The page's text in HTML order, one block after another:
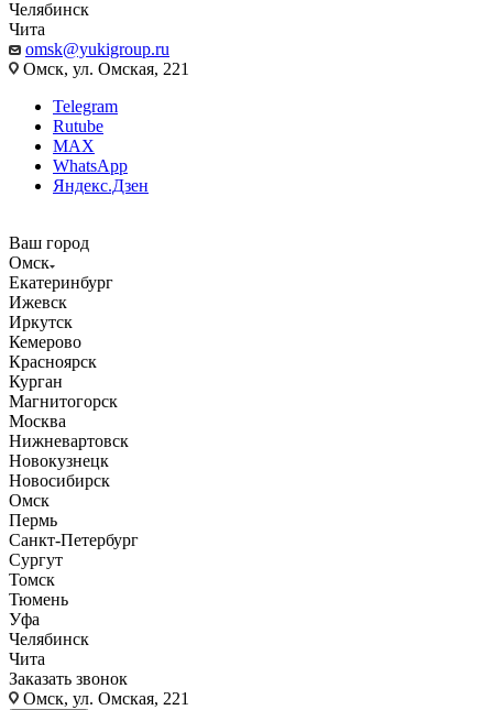
Челябинск
Чита
omsk@yukigroup.ru
Омск, ул. Омская, 221
Telegram
Rutube
MAX
WhatsApp
Яндекс.Дзен
Ваш город
Омск
Екатеринбург
Ижевск
Иркутск
Кемерово
Красноярск
Курган
Магнитогорск
Москва
Нижневартовск
Новокузнецк
Новосибирск
Омск
Пермь
Санкт-Петербург
Сургут
Томск
Тюмень
Уфа
Челябинск
Чита
Заказать звонок
Омск, ул. Омская, 221